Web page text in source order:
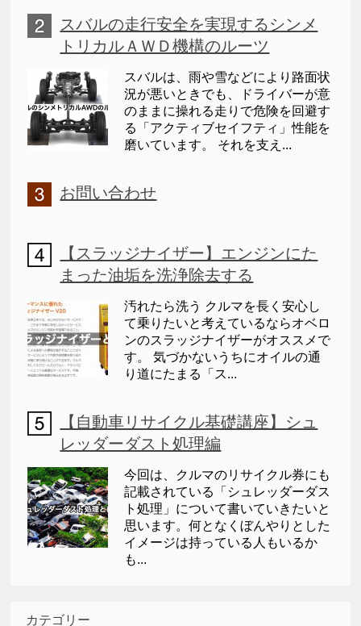
スバルの走行安全を実現するシンメ
トリカルＡＷＤ機構のルーツ
スバルは、雨や雪などにより路面状
況が悪いときでも、ドライバーが意
のままに操れる走りで危険を回避す
る「アクティブセイフティ」性能を
磨いています。 それを支え...
お問い合わせ
【スラッジナイザー】エンジンにた
まった油垢を洗浄除去する
汚れたら洗う クルマを長く安心し
て乗りたいと考えているならオベロ
ンのスラッジナイザーがオススメで
す。 気づかないうちにオイルの通
り道にたまる「ス...
【自動車リサイクル基礎講座】シュ
レッダーダスト処理編
今回は、クルマのリサイクル券にも
記載されている「シュレッダーダス
ト処理」について書いていきたいと
思います。何となくぼんやりとした
イメージは持っている人もいるか
も...
カテゴリー